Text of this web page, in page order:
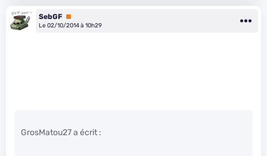
SebGF Premium
Le 02/10/2014 à 10h29
GrosMatou27 a écrit :